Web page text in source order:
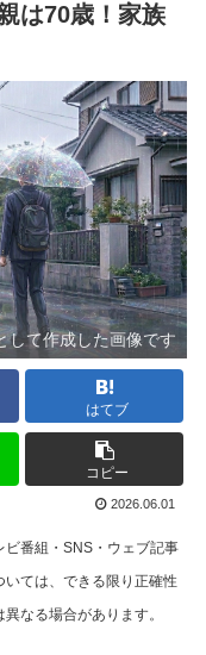
は70歳！家族
て作成した画像です
はてブ
コピー
2026.06.01
番組・SNS・ウェブ記事
ては、できる限り正確性
なる場合があります。